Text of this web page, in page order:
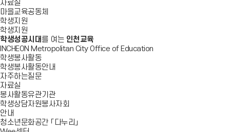
자료실
마을교육공동체
학생지원
학생지원
학생성공시대 를 여는 인천교육
INCHEON Metropolitan City Office of Education
학생봉사활동
학생봉사활동안내
자주하는질문
자료실
봉사활동유관기관
학생상담자원봉사자회
안내
청소년문화공간 「다누리」